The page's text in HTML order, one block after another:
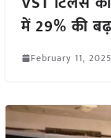
में 29% की
February 11, 2025